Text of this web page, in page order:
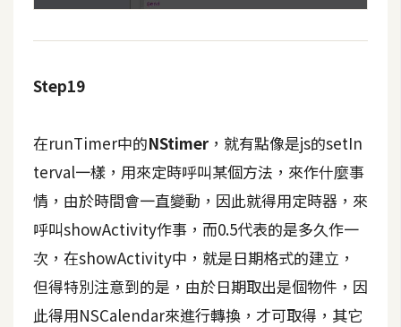
Step19
在runTimer中的NStimer ，就有點像是js的setIn
terval一樣，用來定時呼叫某個方法，來作什麼事
情，由於時間會一直變動，因此就得用定時器，來
呼叫showActivity作事，而0.5代表的是多久作一
次，在showActivity中，就是日期格式的建立，
但得特別注意到的是，由於日期取出是個物件，因
此得用NSCalendar來進行轉換，才可取得，其它